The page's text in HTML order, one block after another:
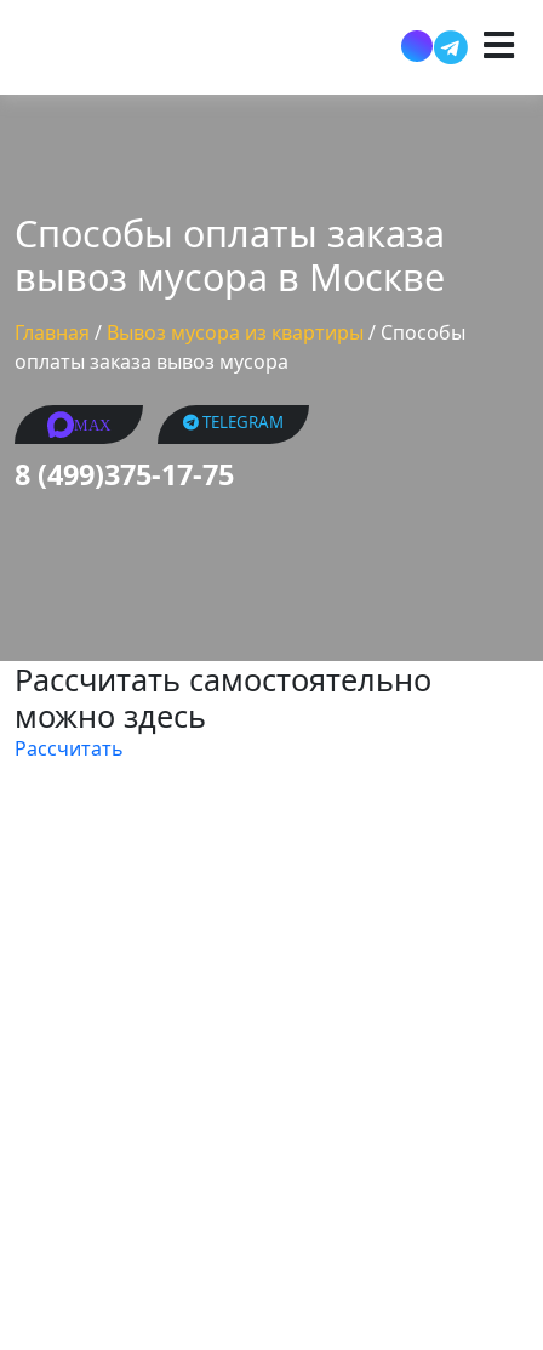
Способы оплаты заказа
вывоз мусора в Москве
Главная / Вывоз мусора из квартиры / Способы
оплаты заказа вывоз мусора
MAX TELEGRAM
8 (499)375-17-75
Рассчитать самостоятельно
можно здесь
Рассчитать